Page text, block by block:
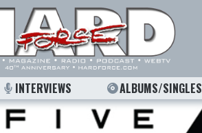
INTERVIEWS ALBUMS/SINGLES